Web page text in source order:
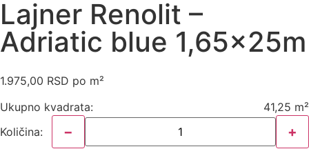
Lajner Renolit –
Adriatic blue 1,65x25m
1.975,00 RSD po m²
Ukupno kvadrata:
41,25 m²
Količina:
− +